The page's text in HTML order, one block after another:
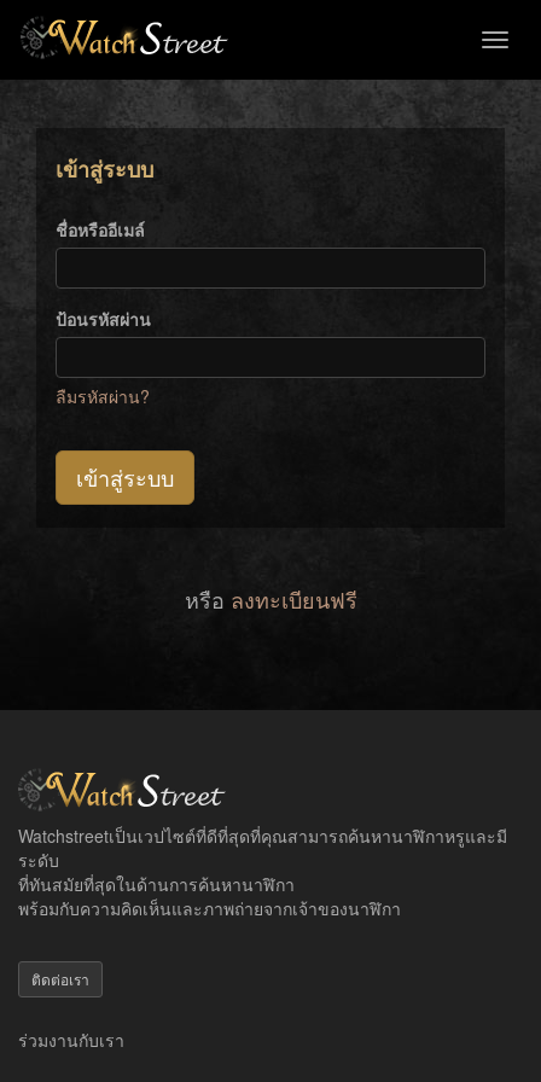
เข้าสู่ระบบ
ชื่อหรืออีเมล์
ป้อนรหัสผ่าน
ลืมรหัสผ่าน?
เข้าสู่ระบบ
หรือ ลงทะเบียนฟรี
Watchstreetเป็นเวปไซต์ที่ดีที่สุดที่คุณสามารถค้นหานาฬิกาหรูและมี
ระดับ
ที่ทันสมัยที่สุดในด้านการค้นหานาฬิกา
พร้อมกับความคิดเห็นและภาพถ่ายจากเจ้าของนาฬิกา
ติดต่อเรา
ร่วมงานกับเรา